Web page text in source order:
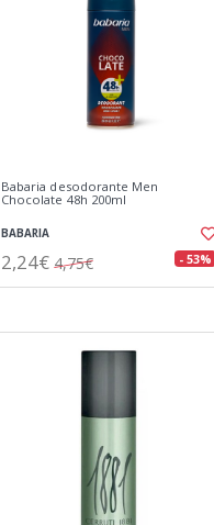
Babaria desodorante Men
Chocolate 48h 200ml
BABARIA
2,24€ 4,75€ - 53%